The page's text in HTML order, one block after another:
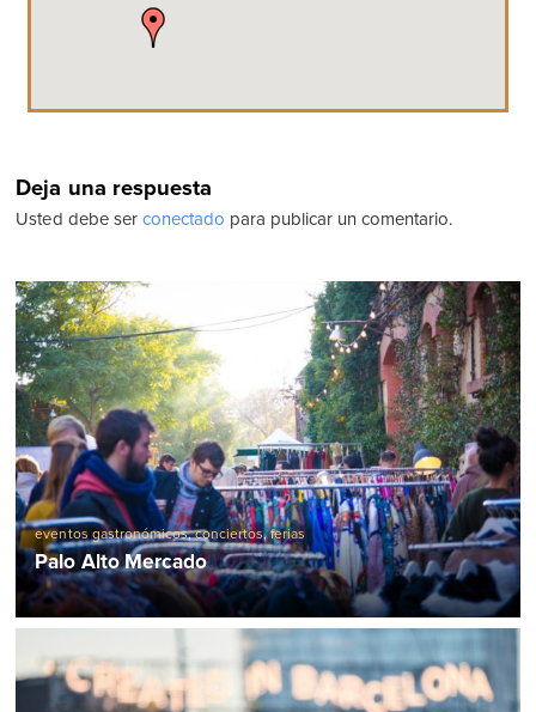
Deja una respuesta
Usted debe ser conectado para publicar un comentario.
eventos gastronómicos,conciertos,ferias
Palo Alto Mercado